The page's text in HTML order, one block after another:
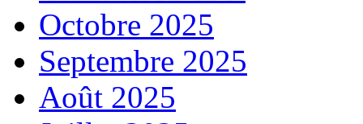
Octobre 2025
Septembre 2025
Août 2025